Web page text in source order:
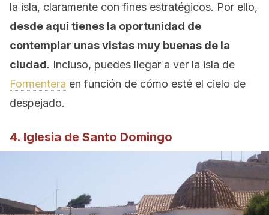
la isla, claramente con fines estratégicos. Por ello,
desde aquí tienes la oportunidad de
contemplar unas vistas muy buenas de la
ciudad. Incluso, puedes llegar a ver la isla de
Formentera en función de cómo esté el cielo de
despejado.
4. Iglesia de Santo Domingo